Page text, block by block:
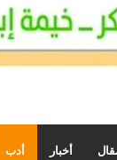
أخبار أدب